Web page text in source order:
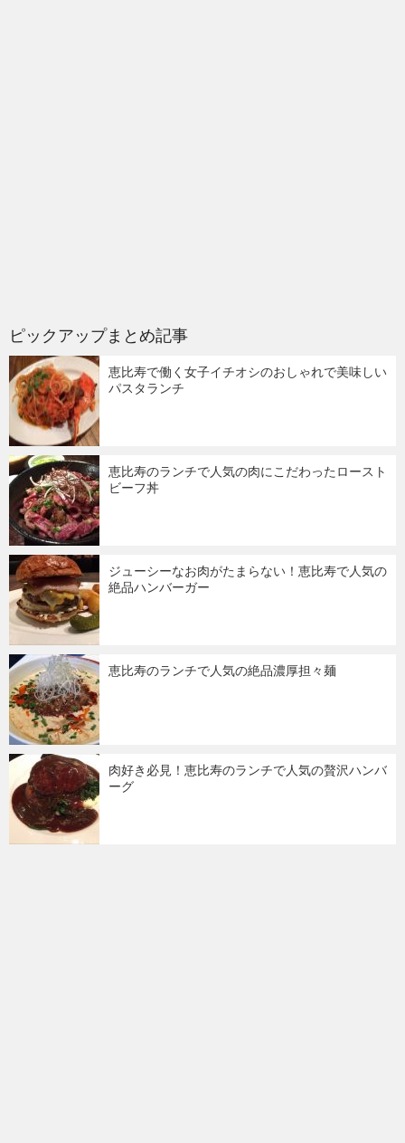
ピックアップまとめ記事
恵比寿で働く女子イチオシのおしゃれで美味しい
パスタランチ
恵比寿のランチで人気の肉にこだわったロースト
ビーフ丼
ジューシーなお肉がたまらない！恵比寿で人気の
絶品ハンバーガー
恵比寿のランチで人気の絶品濃厚担々麺
肉好き必見！恵比寿のランチで人気の贅沢ハンバ
ーグ